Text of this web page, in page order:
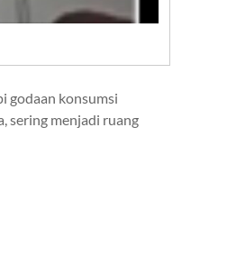
godaan konsumsi
sering menjadi ruang